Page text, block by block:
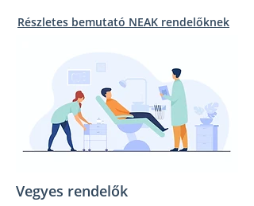
Részletes bemutató NEAK rendelőknek
Vegyes rendelők